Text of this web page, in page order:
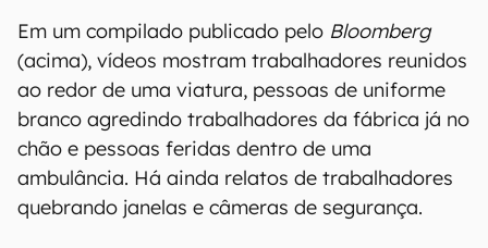
Em um compilado publicado pelo Bloomberg
(acima), vídeos mostram trabalhadores reunidos
ao redor de uma viatura, pessoas de uniforme
branco agredindo trabalhadores da fábrica já no
chão e pessoas feridas dentro de uma
ambulância. Há ainda relatos de trabalhadores
quebrando janelas e câmeras de segurança.